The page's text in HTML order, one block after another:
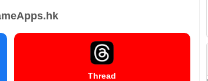
Thread